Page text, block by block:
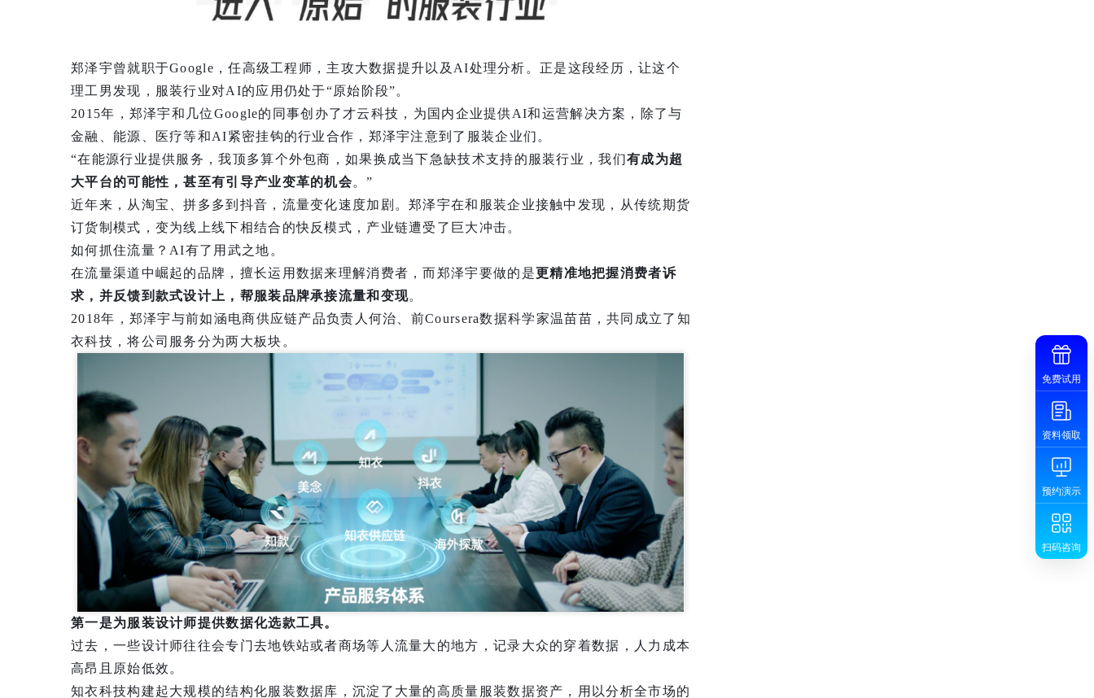
免费试用
资料领取
预约演示
扫码咨询
郑泽宇曾就职于Google，任高级工程师，主攻大数据提升以及AI处理分析。正是这段经历，让这个
理工男发现，服装行业对AI的应用仍处于“原始阶段”。
2015年，郑泽宇和几位Google的同事创办了才云科技，为国内企业提供AI和运营解决方案，除了与
金融、能源、医疗等和AI紧密挂钩的行业合作，郑泽宇注意到了服装企业们。
“在能源行业提供服务，我顶多算个外包商，如果换成当下急缺技术支持的服装行业，我们有成为超
大平台的可能性，甚至有引导产业变革的机会。”
近年来，从淘宝、拼多多到抖音，流量变化速度加剧。郑泽宇在和服装企业接触中发现，从传统期货
订货制模式，变为线上线下相结合的快反模式，产业链遭受了巨大冲击。
如何抓住流量？AI有了用武之地。
在流量渠道中崛起的品牌，擅长运用数据来理解消费者，而郑泽宇要做的是更精准地把握消费者诉
求，并反馈到款式设计上，帮服装品牌承接流量和变现。
2018年，郑泽宇与前如涵电商供应链产品负责人何治、前Coursera数据科学家温苗苗，共同成立了知
衣科技，将公司服务分为两大板块。
第一是为服装设计师提供数据化选款工具。
过去，一些设计师往往会专门去地铁站或者商场等人流量大的地方，记录大众的穿着数据，人力成本
高昂且原始低效。
知衣科技构建起大规模的结构化服装数据库，沉淀了大量的高质量服装数据资产，用以分析全市场的